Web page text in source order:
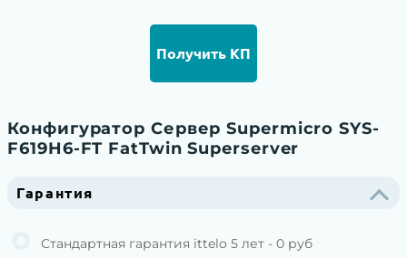
Получить КП
Конфигуратор Сервер Supermicro SYS-
F619H6-FT FatTwin Superserver
Гарантия
Стандартная гарантия ittelo 5 лет - 0 руб